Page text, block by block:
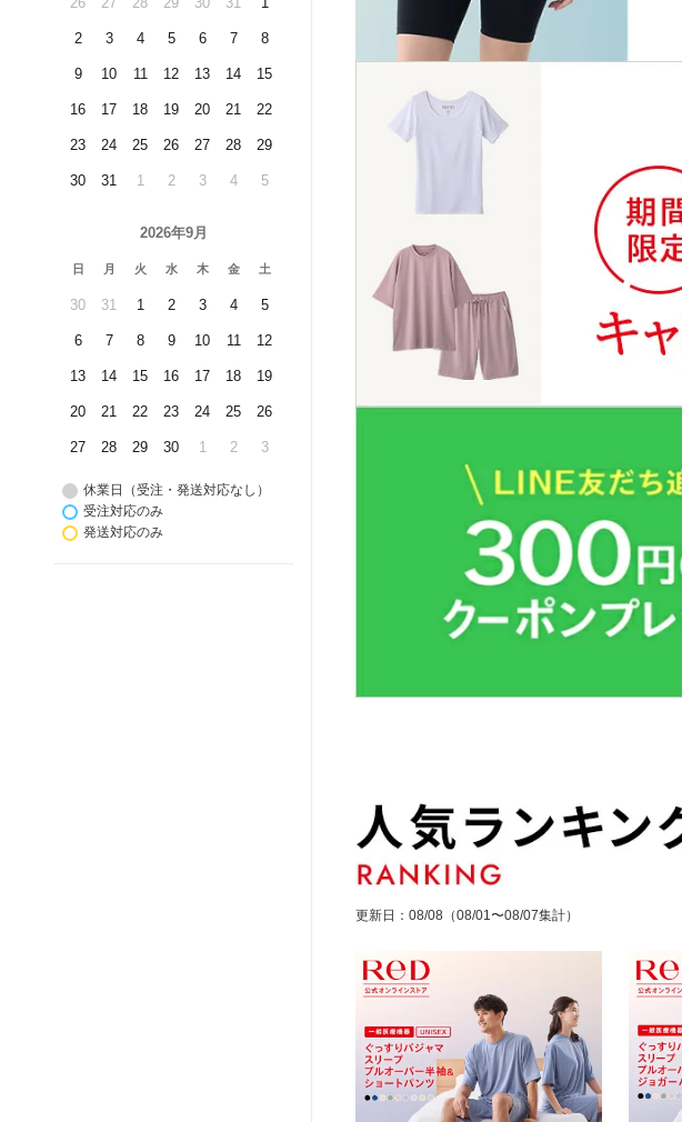
2 3 4 5 6 7 8
9 10 11 12 13 14 15
16 17 18 19 20 21 22
23 24 25 26 27 28 29
30 31 1 2 3 4 5
2026年9月
日 月 火 水 木 金 土
30 31 1 2 3 4 5
6 7 8 9 10 11 12
13 14 15 16 17 18 19
20 21 22 23 24 25 26
27 28 29 30 1 2 3
休業日（受注・発送対応なし）
受注対応のみ
発送対応のみ
更新日 ： 08/08 （08/01〜08/07集計）